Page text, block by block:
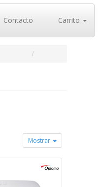
Contacto Carrito
Mostrar